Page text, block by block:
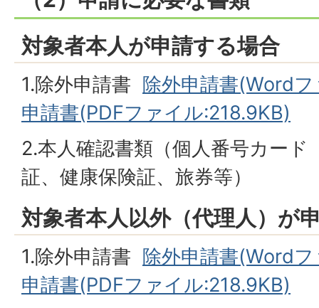
対象者本人が申請する場合
1.除外申請書 除外申請書(Word
申請書(PDFファイル:218.9KB)
2.本人確認書類（個人番号カード
証、健康保険証、旅券等）
対象者本人以外（代理人）が
1.除外申請書 除外申請書(Word
申請書(PDFファイル:218.9KB)